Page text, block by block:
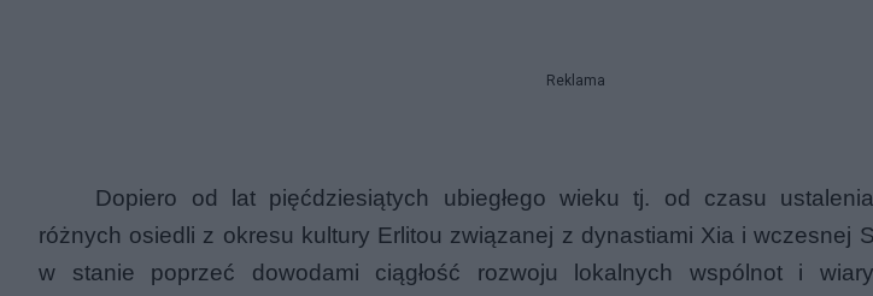
Reklama
Dopiero od lat pięćdziesiątych ubiegłego wieku tj. od czasu
różnych osiedli z okresu kultury Erlitou związanej z dynastiami Xia i wczesnej
w stanie poprzeć dowodami ciągłość rozwoju lokalnych wspólnot i